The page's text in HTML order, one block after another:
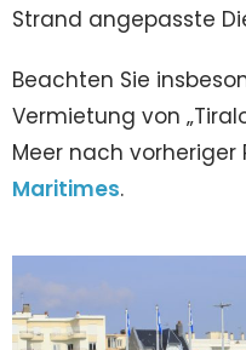
Strand angepasste
Beachten Sie
Vermietung von
Meer nach vorheriger
Maritimes.